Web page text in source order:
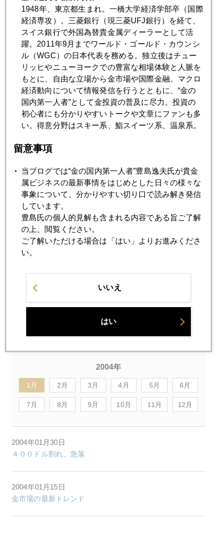
一服の期間に入るだろう。でも、下がったところで待ってま
したとばかりに買いが入るので底値が切り上がる。買い手は
宝飾メーカーなどの実需家と呼ばれる人たち。それに、最近
は鉱山会社も加わる。彼らは、９０年代の長期価格低迷の時
期に膨大な先物売りのヤマを積み上げてしまった。もっと下
がるから今の内に売っておくというヘッジ行動だが、それが
一転価格が上昇に転じるや、全て裏目に出てしまったのだ。
今では、ちょっとでも価格が下がると彼らがやれやれとばか
りに先物売りの買戻しに入る。だから、反落といっても、価
格水準がそれほど下がらない。こうなると、プロのディーラ
ーも得意の空売りなど怖くてできたものではない。だから、
これはこれで短期的には売り要因となるので要注意である。
るのは早晩反対取引で手仕舞われる(チャラになる)宿命にある
ことだ。ゼロサムゲームなのだ。
今年の金相場のトレンドは上昇基調だが、短期的には警戒水
域に入っていることも指摘しておきたい。
現在、中国では金の完全自由化プログラムが進行してい
年からは個人の金投資も段階的に自由化されつつある。公
的金準備もこのところ毎年１００トン程度上積みされてい
連動が最終課題として残されては いるが、今後、同国の金
需要が飛躍的に増加することが予想されている。このこと
2004年
1月 2月 3月 4月 5月 6月
7月 8月 9月 10月 11月 12月
2004年01月30日
４００ドル割れ、急落
2004年01月15日
金市場の最新トレンド
1948年、東京都生まれ。一橋大学経済学部卒（国際
経済専攻）。三菱銀行（現三菱UFJ銀行）を経て、
スイス銀行で外国為替貴金属ディーラーとして活
躍。2011年9月までワールド・ゴールド・カウンシ
ル（WGC）の日本代表を務める。独立後はチュー
リッヒやニューヨークでの豊富な相場体験と人脈を
もとに、自由な立場から金市場や国際金融、マクロ
経済動向について情報発信を行うとともに、“金の
国内第一人者”として金投資の普及に尽力。投資の
初心者にも分かりやすいトークや文章にファンも多
い。得意分野はスキー系、鮨スイーツ系、温泉系。
留意事項
当ブログでは“金の国内第一人者”豊島逸夫氏が貴金
属ビジネスの最新事情をはじめとした日々の様々な
事象について、分かりやすい切り口で読み解き発信
しています。
豊島氏の個人的見解も含まれる内容である旨ご了解
の上、閲覧ください。
ご了解いただける場合は「はい」よりお進みくださ
い。
いいえ
はい